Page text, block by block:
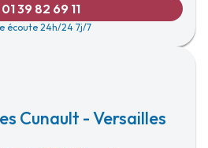
01 39 82 69 11
écoute 24h/24 7j/7
Cunault - Versailles